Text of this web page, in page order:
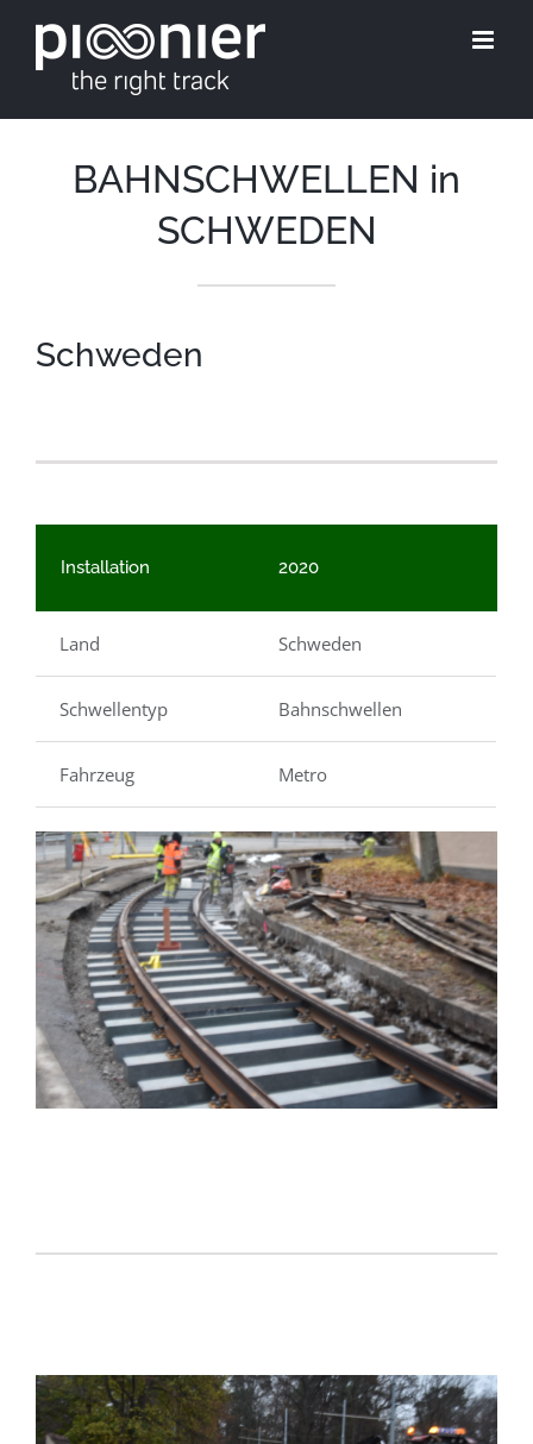
BAHNSCHWELLEN in
SCHWEDEN
Schweden
Installation 2020
Land Schweden
Schwellentyp Bahnschwellen
Fahrzeug Metro